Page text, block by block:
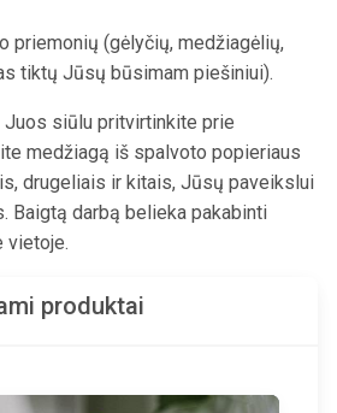
priemonių (gėlyčių, medžiagėlių,
tiktų Jūsų būsimam piešiniui).
siūlu pritvirtinkite prie
medžiagą iš spalvoto popieriaus
drugeliais ir kitais, Jūsų paveikslui
Baigtą darbą belieka pakabinti
vietoje.
produktai